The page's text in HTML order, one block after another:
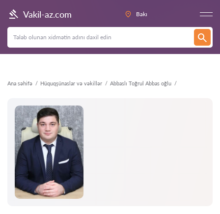
Vakil-az.com Bakı
Ana səhifə Hüquqşünaslar və vəkillər Abbaslı Toğrul Abbas oğlu
Geri